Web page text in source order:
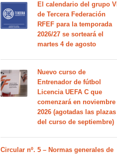
El calendario del grupo VI
de Tercera Federación
RFEF para la temporada
2026/27 se sorteará el
martes 4 de agosto
Nuevo curso de
Entrenador de fútbol
Licencia UEFA C que
comenzará en noviembre
2026 (agotadas las plazas
del curso de septiembre)
Circular nº. 5 – Normas generales de